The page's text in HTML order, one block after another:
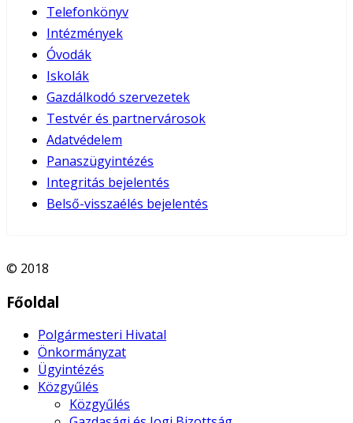
Telefonkönyv
Intézmények
Óvodák
Iskolák
Gazdálkodó szervezetek
Testvér és partnervárosok
Adatvédelem
Panaszügyintézés
Integritás bejelentés
Belső-visszaélés bejelentés
© 2018
Főoldal
Polgármesteri Hivatal
Önkormányzat
Ügyintézés
Közgyűlés
Közgyűlés